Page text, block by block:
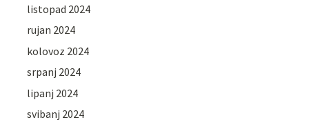
listopad 2024
rujan 2024
kolovoz 2024
srpanj 2024
lipanj 2024
svibanj 2024